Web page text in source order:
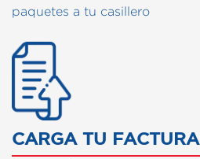
paquetes a tu casillero
CARGA TU FACTURA